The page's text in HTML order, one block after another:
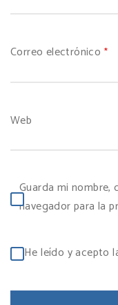
Correo electrónico *
Web
Guarda mi
navegador para la
He leído y acepto